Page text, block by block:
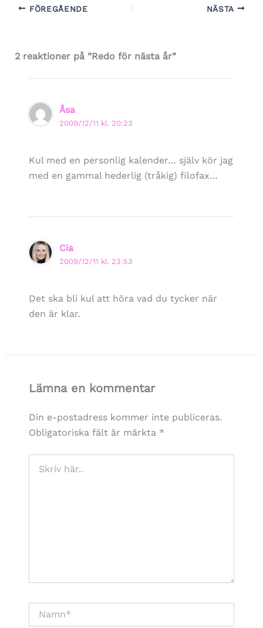
FÖREGÅENDE NÄSTA
2 reaktioner på ”Redo för nästa år”
Åsa
2009/12/11 kl. 20:23
Kul med en personlig kalender… själv kör jag
med en gammal hederlig (tråkig) filofax…
Cia
2009/12/11 kl. 23:53
Det ska bli kul att höra vad du tycker när
den är klar.
Lämna en kommentar
Din e-postadress kommer inte publiceras.
Obligatoriska fält är märkta *
här..